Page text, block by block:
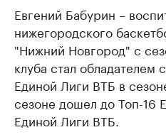
Евгений Бабурин –
нижегородского
"Нижний Новгород" с
клуба стал
Единой Лиги ВТБ в
сезоне дошел до Топ-16
Единой Лиги ВТБ.